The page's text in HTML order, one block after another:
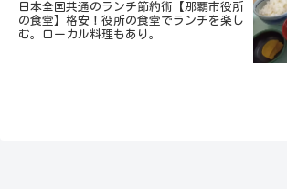
日本全国共通のランチ節約術【那覇市役所
の食堂】格安！役所の食堂でランチを楽し
む。ローカル料理もあり。